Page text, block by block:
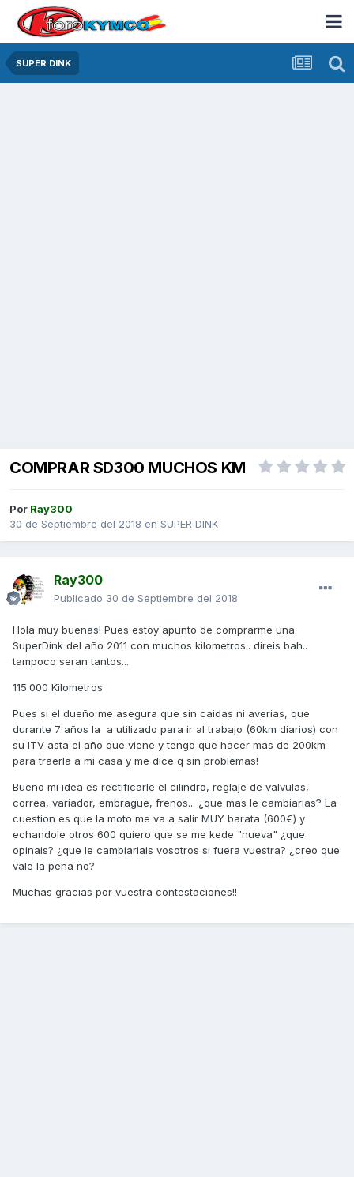
SUPER DINK
COMPRAR SD300 MUCHOS KM
Por Ray300
30 de Septiembre del 2018 en SUPER DINK
Ray300
Publicado 30 de Septiembre del 2018
Hola muy buenas! Pues estoy apunto de comprarme una
SuperDink del año 2011 con muchos kilometros.. direis bah..
tampoco seran tantos...
115.000 Kilometros
Pues si el dueño me asegura que sin caidas ni averias, que
durante 7 años la a utilizado para ir al trabajo (60km diarios) con
su ITV asta el año que viene y tengo que hacer mas de 200km
para traerla a mi casa y me dice q sin problemas!
Bueno mi idea es rectificarle el cilindro, reglaje de valvulas,
correa, variador, embrague, frenos... ¿que mas le cambiarias? La
cuestion es que la moto me va a salir MUY barata (600€) y
echandole otros 600 quiero que se me kede "nueva" ¿que
opinais? ¿que le cambiariais vosotros si fuera vuestra? ¿creo que
vale la pena no?
Muchas gracias por vuestra contestaciones!!